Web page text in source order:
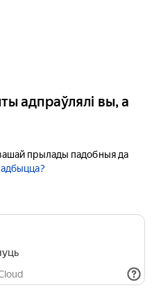
адпраўлялі вы, а
прылады падобныя да